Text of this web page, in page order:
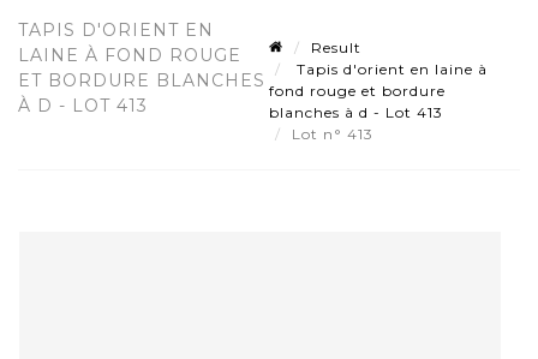
TAPIS D'ORIENT EN
LAINE À FOND ROUGE
ET BORDURE BLANCHES
À D - LOT 413
Result
Tapis d'orient en laine à
fond rouge et bordure
blanches à d - Lot 413
Lot n° 413